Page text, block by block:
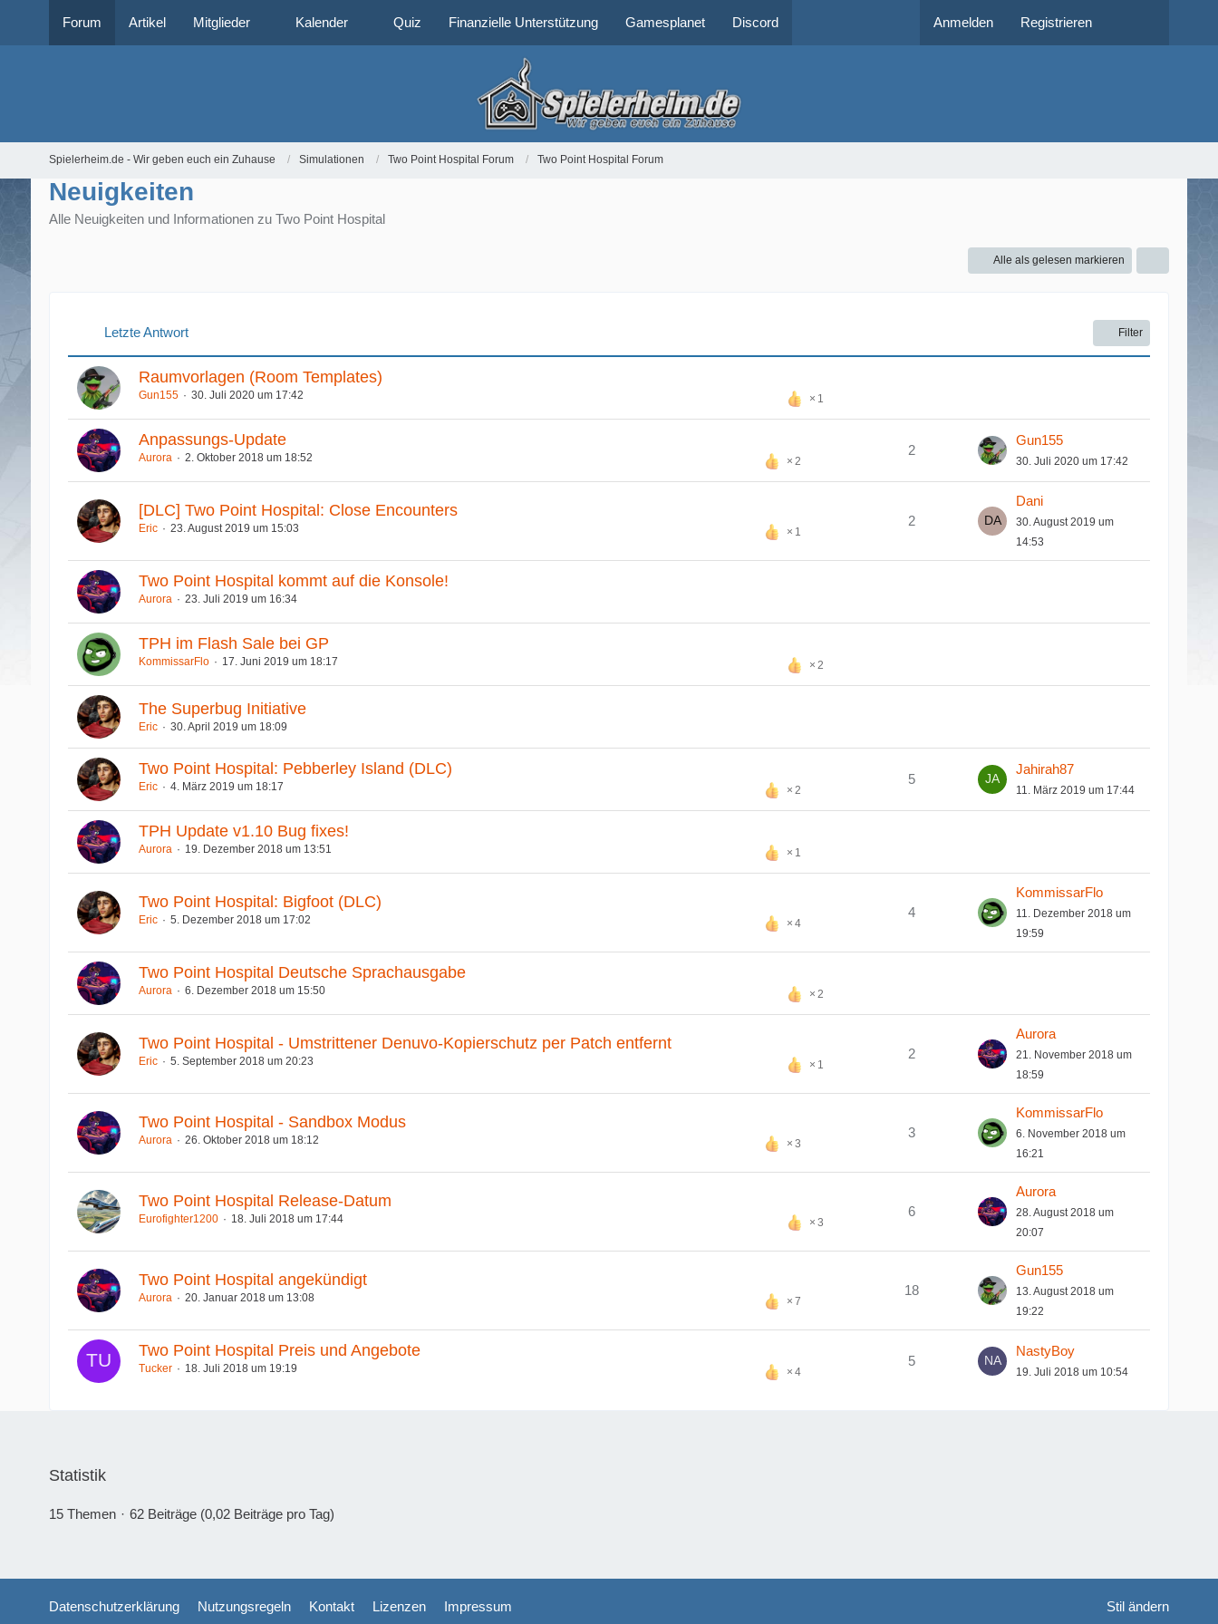
Forum Artikel Mitglieder Kalender Quiz Finanzielle Unterstützung Gamesplanet Discord Anmelden Registrieren
Spielerheim.de - Wir geben euch ein Zuhause Simulationen Two Point Hospital Forum Two Point Hospital Forum
Neuigkeiten
Alle Neuigkeiten und Informationen zu Two Point Hospital
Alle als gelesen markieren
Letzte Antwort Filter
Raumvorlagen (Room Templates)
1
Gun155 30. Juli 2020 um 17:42
Anpassungs-Update
2
Aurora 2. Oktober 2018 um 18:52
2
Gun155
30. Juli 2020 um 17:42
[DLC] Two Point Hospital: Close Encounters
1
Eric 23. August 2019 um 15:03
2
Dani
30. August 2019 um
14:53
Two Point Hospital kommt auf die Konsole!
Aurora 23. Juli 2019 um 16:34
TPH im Flash Sale bei GP
2
KommissarFlo 17. Juni 2019 um 18:17
The Superbug Initiative
Eric 30. April 2019 um 18:09
Two Point Hospital: Pebberley Island (DLC)
2
Eric 4. März 2019 um 18:17
5
Jahirah87
11. März 2019 um 17:44
TPH Update v1.10 Bug fixes!
1
Aurora 19. Dezember 2018 um 13:51
Two Point Hospital: Bigfoot (DLC)
4
Eric 5. Dezember 2018 um 17:02
4
KommissarFlo
11. Dezember 2018 um
19:59
Two Point Hospital Deutsche Sprachausgabe
2
Aurora 6. Dezember 2018 um 15:50
Two Point Hospital - Umstrittener Denuvo-Kopierschutz per Patch entfernt
1
Eric 5. September 2018 um 20:23
2
Aurora
21. November 2018 um
18:59
Two Point Hospital - Sandbox Modus
3
Aurora 26. Oktober 2018 um 18:12
3
KommissarFlo
6. November 2018 um
16:21
Two Point Hospital Release-Datum
3
Eurofighter1200 18. Juli 2018 um 17:44
6
Aurora
28. August 2018 um
20:07
Two Point Hospital angekündigt
7
Aurora 20. Januar 2018 um 13:08
18
Gun155
13. August 2018 um
19:22
Two Point Hospital Preis und Angebote
4
Tucker 18. Juli 2018 um 19:19
5
NastyBoy
19. Juli 2018 um 10:54
Statistik
15 Themen 62 Beiträge (0,02 Beiträge pro Tag)
Stil ändern
Datenschutzerklärung Nutzungsregeln Kontakt Lizenzen Impressum